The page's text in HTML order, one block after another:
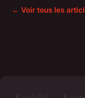
← Voir tous les